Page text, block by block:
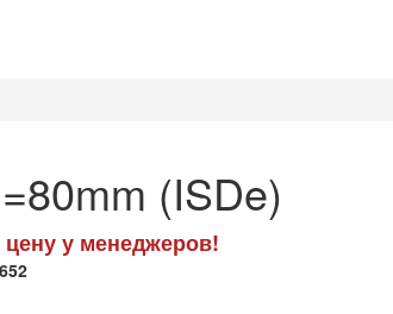
(ISDe)
цену у менеджеров!